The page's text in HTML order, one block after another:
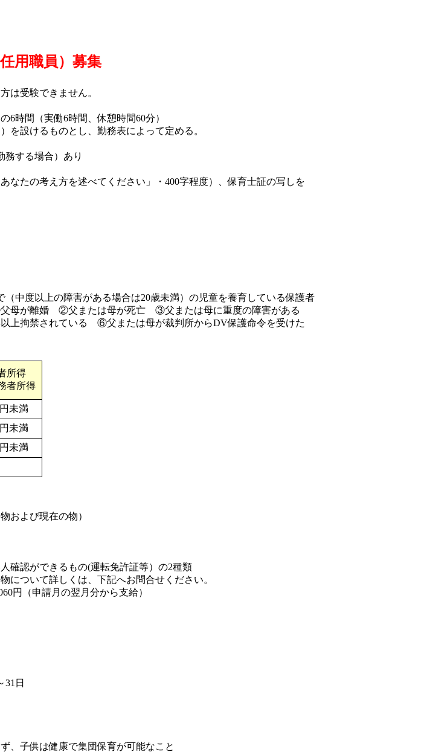
用職員）募集
は受験できません。
時間（実働6時間、休憩時間60分）
設けるものとし、勤務表によって定める。
する場合）あり
たの考え方を述べてください」・400字程度）、保育士証の写しを
中度以上の障害がある場合は20歳未満）の児童を養育している保護者
父母が離婚 ②父または母が死亡 ③父または母に重度の障害がある
上拘禁されている ⑥父または母が裁判所からDV保護命令を受けた
所得
者所得
未満
未満
未満
および現在の物）
確認ができるもの(運転免許証等）の2種類
ついて詳しくは、下記へお問合せください。
円（申請月の翌月分から支給）
日
子供は健康で集団保育が可能なこと